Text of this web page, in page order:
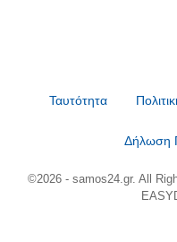
Ταυτότητα
Δήλωση
©2026 - samos24.gr. All